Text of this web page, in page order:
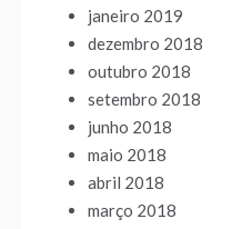
janeiro 2019
dezembro 2018
outubro 2018
setembro 2018
junho 2018
maio 2018
abril 2018
março 2018